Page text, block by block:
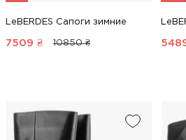
LeBERDES Сапоги зимние
7509 ₴ 10850 ₴